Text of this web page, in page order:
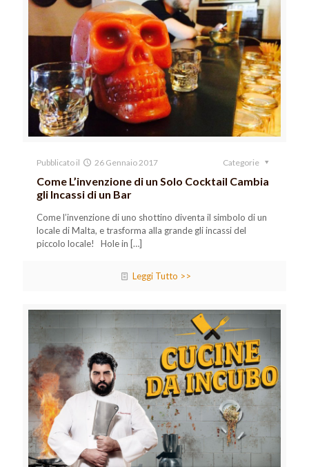
Pubblicato il 26 Gennaio 2017 Categorie
Come L’invenzione di un Solo Cocktail Cambia
gli Incassi di un Bar
Come l’invenzione di uno shottino diventa il simbolo di un
locale di Malta, e trasforma alla grande gli incassi del
piccolo locale! Hole in […]
Leggi Tutto >>